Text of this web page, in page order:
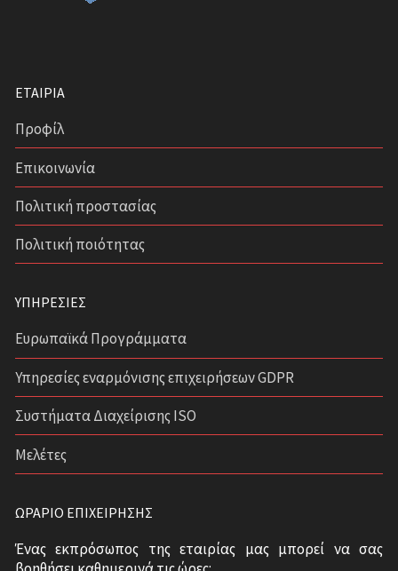
ΕΤΑΙΡΊΑ
Προφίλ
Επικοινωνία
Πολιτική προστασίας
Πολιτική ποιότητας
ΥΠΗΡΕΣΊΕΣ
Ευρωπαϊκά Προγράμματα
Υπηρεσίες εναρμόνισης επιχειρήσεων GDPR
Συστήματα Διαχείρισης ISO
Μελέτες
ΩΡΆΡΙΟ ΕΠΙΧΕΊΡΗΣΗΣ
Ένας εκπρόσωπος της εταιρίας μας μπορεί να σας